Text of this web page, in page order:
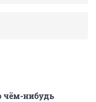
чём-нибудь